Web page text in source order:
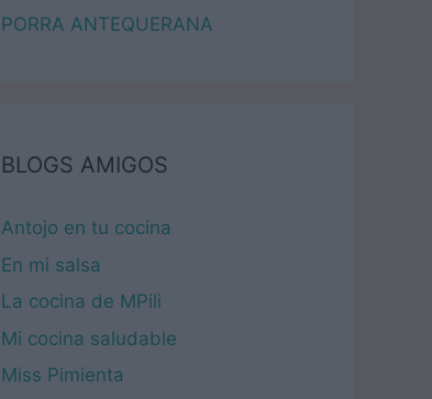
PORRA ANTEQUERANA
BLOGS AMIGOS
Antojo en tu cocina
En mi salsa
La cocina de MPili
Mi cocina saludable
Miss Pimienta